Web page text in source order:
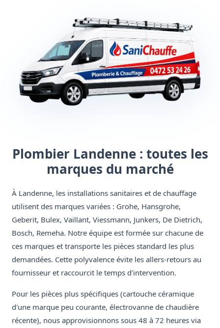
Plombier Landenne : toutes les
marques du marché
À Landenne, les installations sanitaires et de chauffage
utilisent des marques variées : Grohe, Hansgrohe,
Geberit, Bulex, Vaillant, Viessmann, Junkers, De Dietrich,
Bosch, Remeha. Notre équipe est formée sur chacune de
ces marques et transporte les pièces standard les plus
demandées. Cette polyvalence évite les allers-retours au
fournisseur et raccourcit le temps d'intervention.
Pour les pièces plus spécifiques (cartouche céramique
d'une marque peu courante, électrovanne de chaudière
récente), nous approvisionnons sous 48 à 72 heures via